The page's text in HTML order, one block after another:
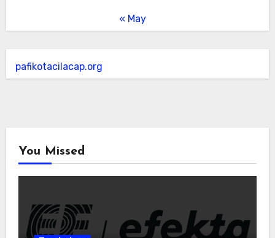
« May
pafikotacilacap.org
You Missed